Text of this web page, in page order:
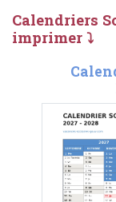
Calendriers
imprimer ⤵